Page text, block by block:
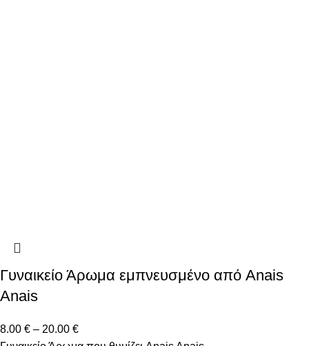
Γυναικείο Άρωμα εμπνευσμένο από Anais
Anais
8.00 € – 20.00 €